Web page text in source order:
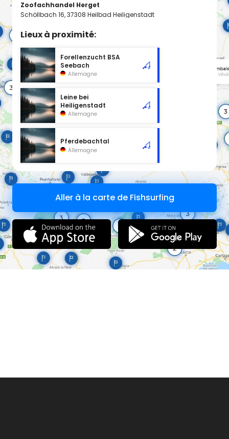
Zoofachhandel Herget
Schöllbach 16, 37308 Heilbad Heiligenstadt
Lieux à proximité:
Forellenzucht BSA
Seebach
Allemagne
Leine bei
Heiligenstadt
Allemagne
Pferdebachtal
Allemagne
Aller à la carte de Fishsurfing